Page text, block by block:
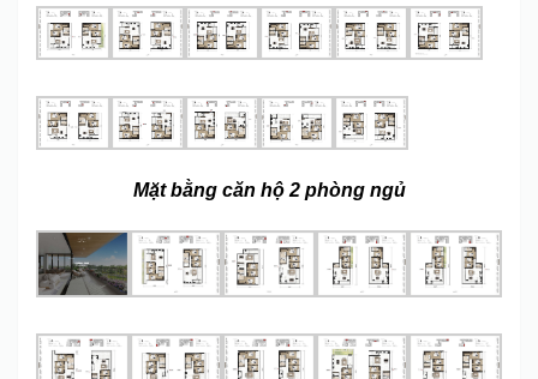
Mặt bằng căn hộ 2 phòng ngủ